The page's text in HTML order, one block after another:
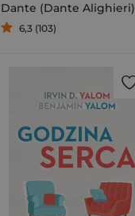
Dante (Dante Alighieri)
6,3 (103)